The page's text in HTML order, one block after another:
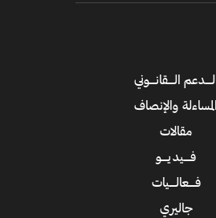
الــــدعم الــــقانــــوني
المساءلة والإنصاف
مقالات
فــــيديــــو
فــــعالــــيات
جاليري